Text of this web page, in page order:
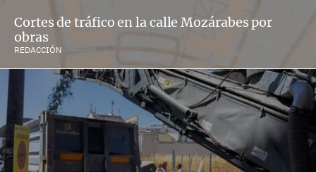
Cortes de tráfico en la calle Mozárabes por
obras
REDACCIÓN